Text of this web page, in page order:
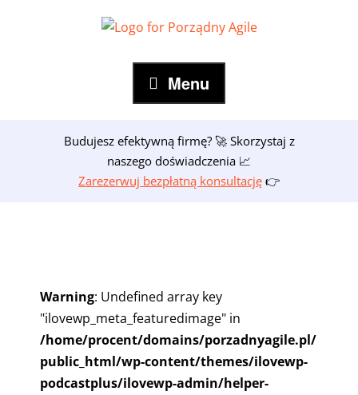
to
Menu
Budujesz efektywną firmę? 🚀 Skorzystaj z
naszego doświadczenia 📈
Zarezerwuj bezpłatną konsultację 👉
Warning: Undefined array key
"ilovewp_meta_featuredimage" in
/home/procent/domains/porzadnyagile.pl/
public_html/wp-content/themes/ilovewp-
podcastplus/ilovewp-admin/helper-